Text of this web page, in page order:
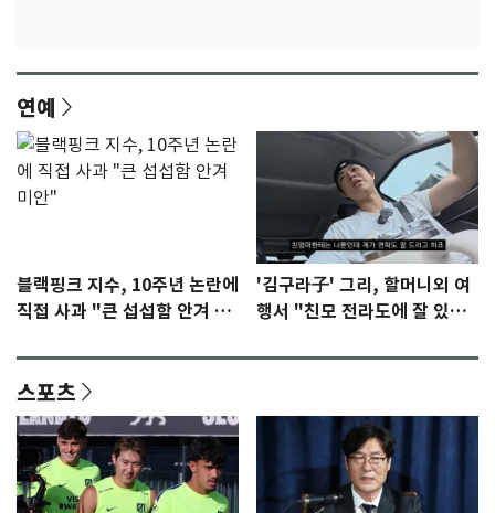
연예
블랙핑크 지수, 10주년 논란에
직접 사과 "큰 섭섭함 안겨 미
'김구라子' 그리, 할머니외 여
행서 "친모 전라도에 잘 있
스포츠